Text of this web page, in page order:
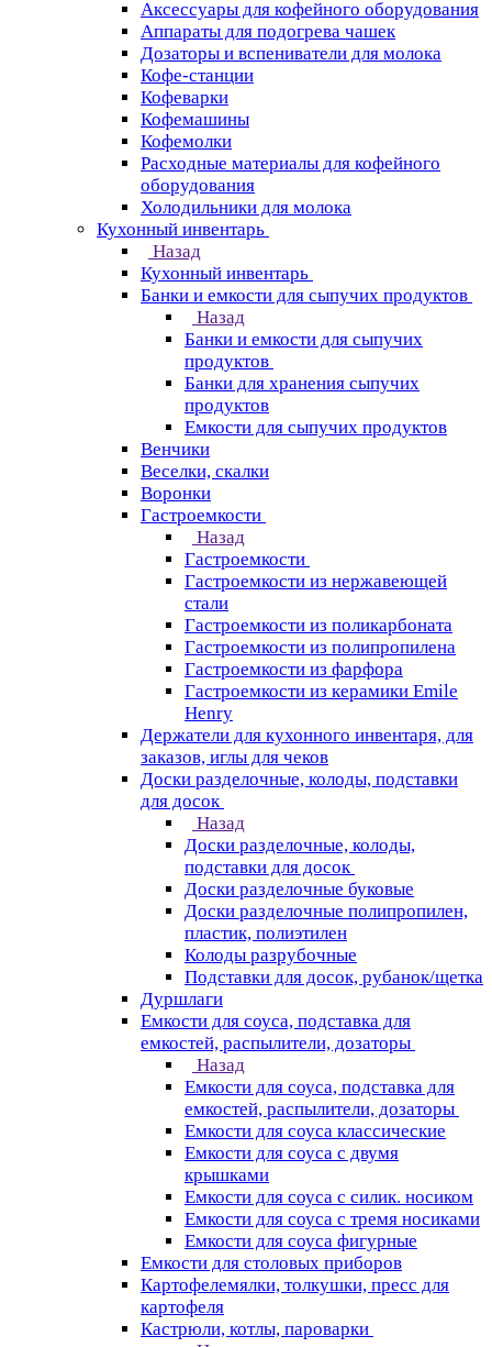
Аксессуары для кофейного оборудования
Аппараты для подогрева чашек
Дозаторы и вспениватели для молока
Кофе-станции
Кофеварки
Кофемашины
Кофемолки
Расходные материалы для кофейного
оборудования
Холодильники для молока
Кухонный инвентарь
Назад
Кухонный инвентарь
Банки и емкости для сыпучих продуктов
Назад
Банки и емкости для сыпучих
продуктов
Банки для хранения сыпучих
продуктов
Емкости для сыпучих продуктов
Венчики
Веселки, скалки
Воронки
Гастроемкости
Назад
Гастроемкости
Гастроемкости из нержавеющей
стали
Гастроемкости из поликарбоната
Гастроемкости из полипропилена
Гастроемкости из фарфора
Гастроемкости из керамики Emile
Henry
Держатели для кухонного инвентаря, для
заказов, иглы для чеков
Доски разделочные, колоды, подставки
для досок
Назад
Доски разделочные, колоды,
подставки для досок
Доски разделочные буковые
Доски разделочные полипропилен,
пластик, полиэтилен
Колоды разрубочные
Подставки для досок, рубанок/щетка
Дуршлаги
Емкости для соуса, подставка для
емкостей, распылители, дозаторы
Назад
Емкости для соуса, подставка для
емкостей, распылители, дозаторы
Емкости для соуса классические
Емкости для соуса с двумя
крышками
Емкости для соуса с силик. носиком
Емкости для соуса с тремя носиками
Емкости для соуса фигурные
Емкости для столовых приборов
Картофелемялки, толкушки, пресс для
картофеля
Кастрюли, котлы, пароварки